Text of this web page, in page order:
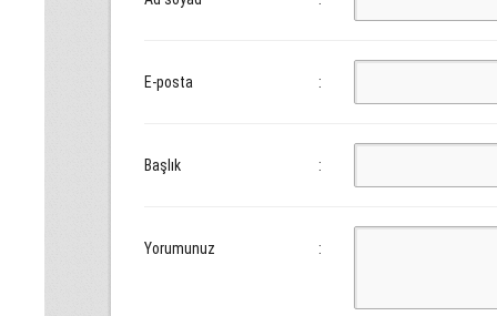
E-posta :
Başlık :
Yorumunuz :